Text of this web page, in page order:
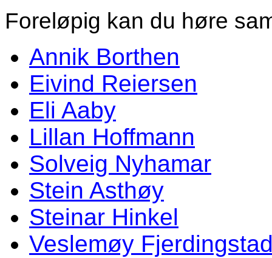
Foreløpig kan du høre
Annik Borthen
Eivind Reiersen
Eli Aaby
Lillan Hoffmann
Solveig Nyhamar
Stein Asthøy
Steinar Hinkel
Veslemøy